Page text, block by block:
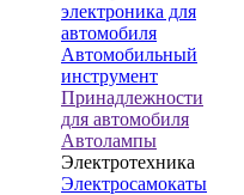
электроника для
автомобиля
Автомобильный
инструмент
Принадлежности
для автомобиля
Автолампы
Электротехника
Электросамокаты